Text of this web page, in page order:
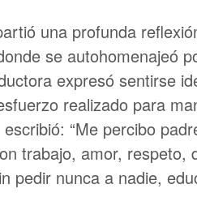
una profunda
se autohomenajeó
expresó sentirse
realizado para
“Me percibo
trabajo, amor, respeto,
pedir nunca a nadie,